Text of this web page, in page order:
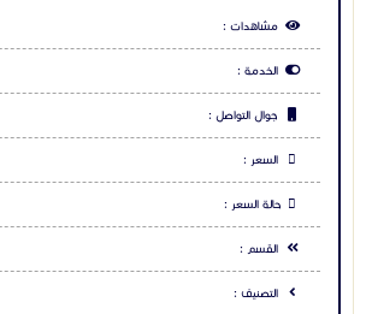
مشاهدات :
الخدمة :
جوال التواصل :
السعر :
حالة السعر :
القسم :
التصنيف :